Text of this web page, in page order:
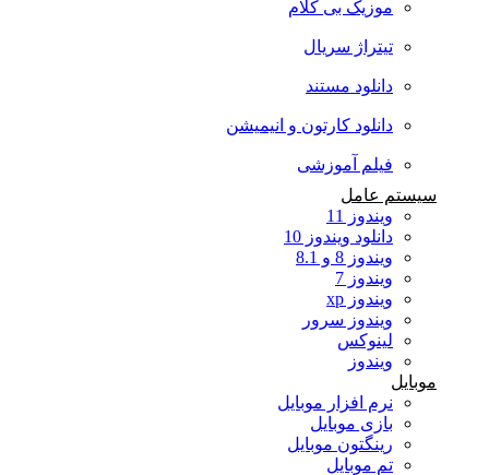
موزیک بی کلام
تیتراژ سریال
دانلود مستند
دانلود کارتون و انیمیشن
فیلم آموزشی
سیستم عامل
ویندوز 11
دانلود ویندوز 10
ویندوز 8 و 8.1
ویندوز 7
ویندوز xp
ویندوز سرور
لینوکس
ویندوز
موبایل
نرم افزار موبایل
بازی موبایل
رینگتون موبایل
تم موبایل